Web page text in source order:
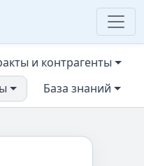
и контрагенты
База знаний